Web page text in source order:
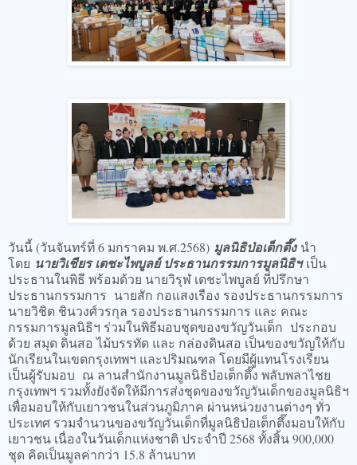
วันนี้ (วันจันทร์ที่ 6 มกราคม พ.ศ.2568) มูลนิธิป่อเต็กตึ๊งนำ
โดย นายวิเชียร เตชะไพบูลย์ ประธานกรรมการมูลนิธิฯเป็น
ประธานในพิธี พร้อมด้วย นายวิรุฬ เตชะไพบูลย์ ที่ปรึกษา
ประธานกรรมการ นายสัก กอแสงเรือง รองประธานกรรมการ
นายวิชิต ชินวงศ์วรกุล รองประธานกรรมการ และ คณะ
กรรมการมูลนิธิฯ ร่วมในพิธีมอบชุดของขวัญวันเด็ก ประกอบ
ด้วย สมุด ดินสอ ไม้บรรทัด และ กล่องดินสอ เป็นของขวัญให้กับ
นักเรียนในเขตกรุงเทพฯ และปริมณฑล โดยมีผู้แทนโรงเรียน
เป็นผู้รับมอบ ณ ลานสำนักงานมูลนิธิป่อเต็กตึ๊ง พลับพลาไชย
กรุงเทพฯ รวมทั้งยังจัดให้มีการส่งชุดของขวัญวันเด็กของมูลนิธิฯ
เพื่อมอบให้กับเยาวชนในส่วนภูมิภาค ผ่านหน่วยงานต่างๆ ทั่ว
ประเทศ รวมจำนวนของขวัญวันเด็กที่มูลนิธิป่อเต็กตึ๊งมอบให้กับ
เยาวชน เนื่องในวันเด็กแห่งชาติ ประจำปี 2568 ทั้งสิ้น 900,000
ชุด คิดเป็นมูลค่ากว่า 15.8 ล้านบาท